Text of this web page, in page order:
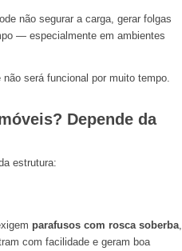
não segurar a carga, gerar folgas
— especialmente em ambientes
será funcional por muito tempo.
Depende da
estrutura:
parafusos com rosca soberba,
com facilidade e geram boa